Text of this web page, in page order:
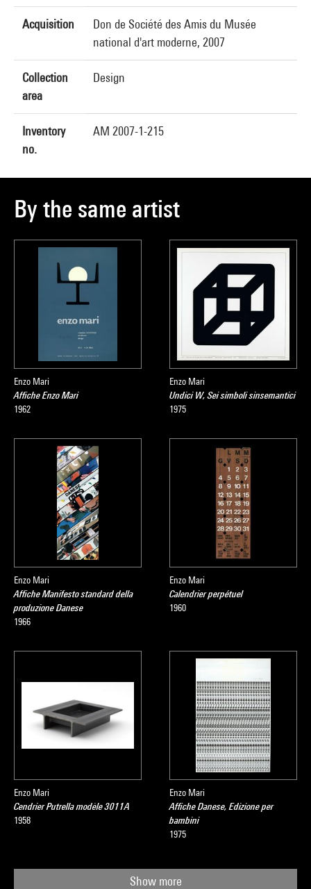
Acquisition
Don de Société des Amis du Musée
national d'art moderne, 2007
Collection
area
Design
Inventory
no.
AM 2007-1-215
By the same artist
Enzo Mari
Affiche Enzo Mari
1962
Enzo Mari
Undici W, Sei simboli sinsemantici
1975
Enzo Mari
Affiche Manifesto standard della
produzione Danese
1966
Enzo Mari
Calendrier perpétuel
1960
Enzo Mari
Cendrier Putrella modèle 3011A
1958
Enzo Mari
Affiche Danese, Edizione per
bambini
1975
Show more